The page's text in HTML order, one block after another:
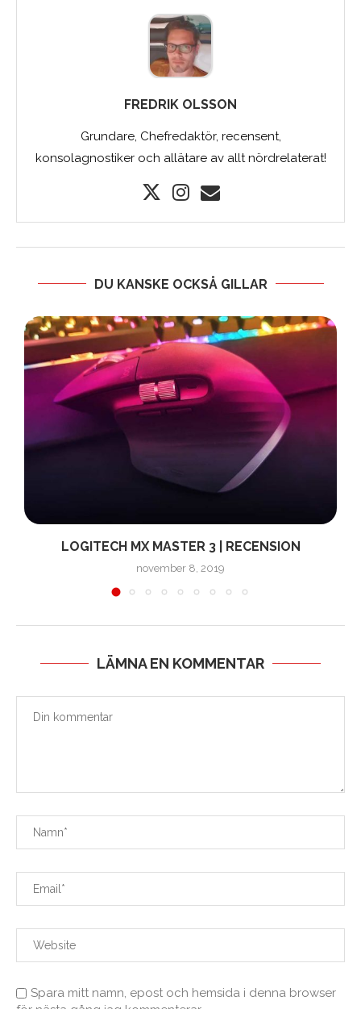
FREDRIK OLSSON
Grundare, Chefredaktör, recensent,
konsolagnostiker och allätare av allt nördrelaterat!
DU KANSKE OCKSÅ GILLAR
LOGITECH MX MASTER 3 | RECENSION
november 8, 2019
LÄMNA EN KOMMENTAR
Spara mitt namn, epost och hemsida i denna browser